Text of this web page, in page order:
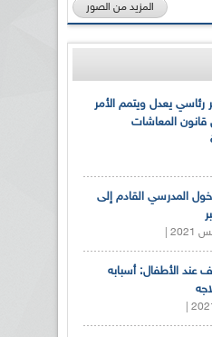
المزيد من الصور
رئاسي يعدل ويتمم الأمر
قانون المعاشات
المدرسي القادم إلى
عند الأطفال: أسبابه